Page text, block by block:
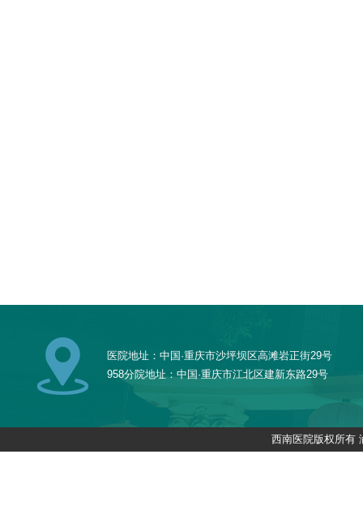
医院地址：中国·重庆市沙坪坝区高滩岩正街29号
958分院地址：中国·重庆市江北区建新东路29号
西南医院版权所有